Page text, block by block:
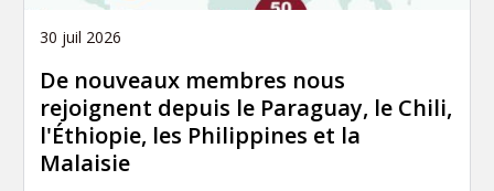
30 juil 2026
De nouveaux membres nous
rejoignent depuis le Paraguay, le Chili,
l'Éthiopie, les Philippines et la
Malaisie